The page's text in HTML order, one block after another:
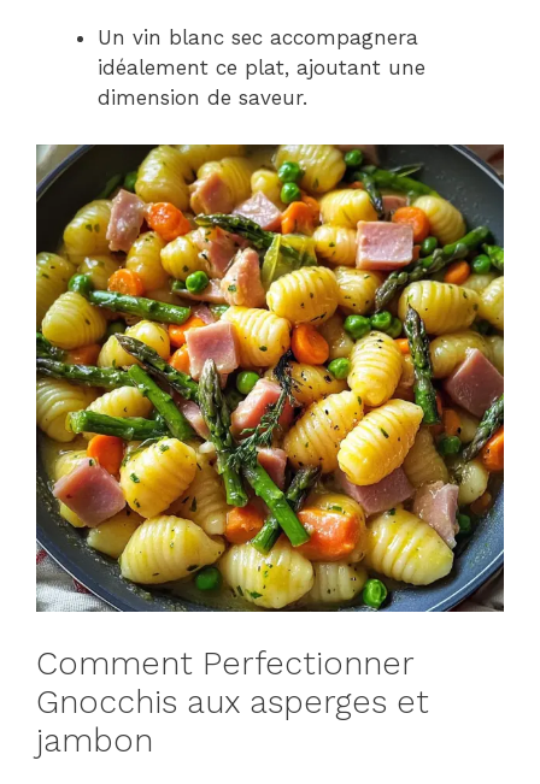
Un vin blanc sec accompagnera
idéalement ce plat, ajoutant une
dimension de saveur.
Comment Perfectionner
Gnocchis aux asperges et
jambon